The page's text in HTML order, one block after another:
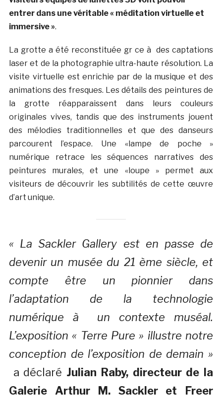
entrer dans une véritable « méditation virtuelle et
immersive ».
La grotte a été reconstituée gr ce à des captations
laser et de la photographie ultra-haute résolution. La
visite virtuelle est enrichie par de la musique et des
animations des fresques. Les détails des peintures de
la grotte réapparaissent dans leurs couleurs
originales vives, tandis que des instruments jouent
des mélodies traditionnelles et que des danseurs
parcourent l’espace. Une «lampe de poche »
numérique retrace les séquences narratives des
peintures murales, et une «loupe » permet aux
visiteurs de découvrir les subtilités de cette œuvre
d’art unique.
« La Sackler Gallery est en passe de
devenir un musée du 21 ème siècle, et
compte être un pionnier dans
l’adaptation de la technologie
numérique à un contexte muséal.
L’exposition « Terre Pure » illustre notre
conception de l’exposition de demain »
a déclaré Julian Raby, directeur de la
Galerie Arthur M. Sackler et Freer